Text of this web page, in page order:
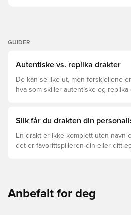
GUIDER
Autentiske vs. replika drakter
De kan se like ut, men forskjellene
hva som skiller autentiske og
Slik får du drakten din
En drakt er ikke komplett uten navn
det er favorittspilleren din eller ditt
Anbefalt for deg